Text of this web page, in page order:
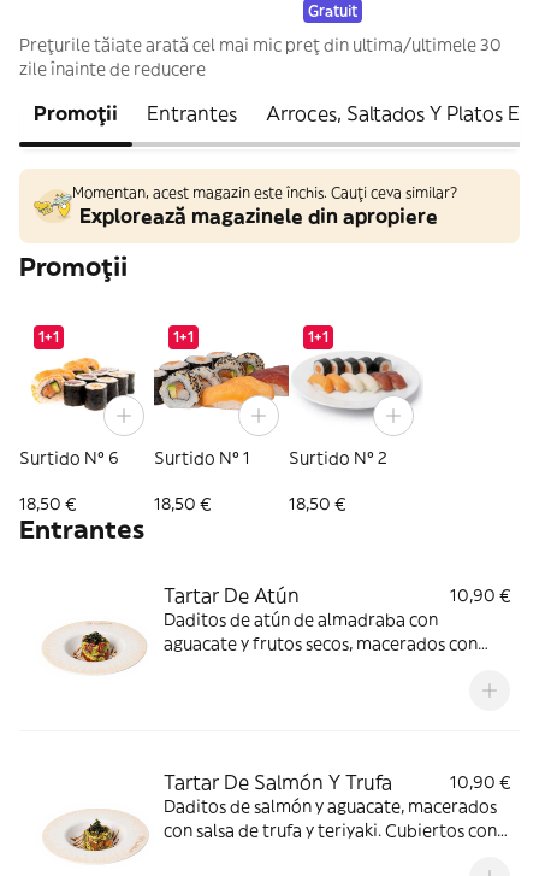
Gratuit
Prețurile tăiate arată cel mai mic preț din ultima/ultimele 30
zile înainte de reducere
Promoții Entrantes Arroces, Saltados Y Platos
Momentan, acest magazin este închis. Cauți ceva similar?
Explorează magazinele din apropiere
Promoții
1+1
Surtido Nº 6
18,50 €
1+1
Surtido Nº 1
18,50 €
1+1
Surtido Nº 2
18,50 €
Entrantes
Tartar De Atún
10,90 €
Daditos de atún de almadraba con
aguacate y frutos secos, macerados con
Tartar De Salmón Y Trufa
10,90 €
Daditos de salmón y aguacate, macerados
con salsa de trufa y teriyaki. Cubiertos con